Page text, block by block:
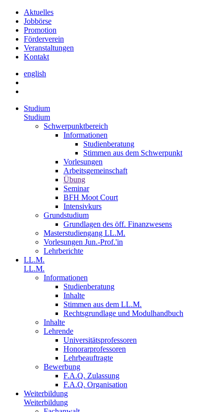
Aktuelles
Jobbörse
Promotion
Förderverein
Veranstaltungen
Kontakt
english
Studium
Studium
Schwerpunktbereich
Informationen
Studienberatung
Stimmen aus dem Schwerpunkt
Vorlesungen
Arbeitsgemeinschaft
Übung
Seminar
BFH Moot Court
Intensivkurs
Grundstudium
Grundlagen des öff. Finanzwesens
Masterstudiengang LL.M.
Vorlesungen Jun.-Prof.'in
Lehrberichte
LL.M.
LL.M.
Informationen
Studienberatung
Inhalte
Stimmen aus dem LL.M.
Rechtsgrundlage und Modulhandbuch
Inhalte
Lehrende
Universitätsprofessoren
Honorarprofessoren
Lehrbeauftragte
Bewerbung
F.A.Q. Zulassung
F.A.Q. Organisation
Weiterbildung
Weiterbildung